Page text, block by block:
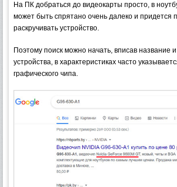
На ПК добраться до видеокарты просто, в
может быть спрятано очень далеко и придется
раскручивать устройство.
Поэтому поиск можно начать, вписав название
устройства, в характеристиках часто
графического чипа.